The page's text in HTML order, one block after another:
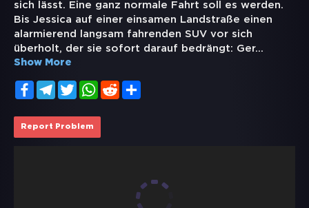
sich lässt. Eine ganz normale Fahrt soll es werden.
Bis Jessica auf einer einsamen Landstraße einen
alarmierend langsam fahrenden SUV vor sich
überholt, der sie sofort darauf bedrängt: Ger...
Show More
FacebookTelegramTwitterWhatsApp
Reddit
Report Problem